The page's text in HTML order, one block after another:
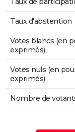
Taux d'abstention
Votes blancs (en
exprimés)
Votes nuls (en
exprimés)
Nombre de